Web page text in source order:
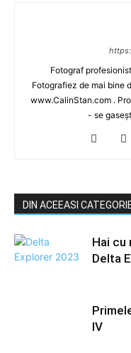
Fotograf
Fotografiez de mai bine
www.CalinStan.com .
- se
DIN ACEEASI
Hai cu
Delta
IV